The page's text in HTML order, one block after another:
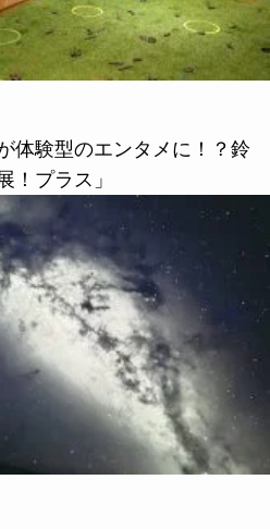
体験型のエンタメに！？鈴
！プラス」